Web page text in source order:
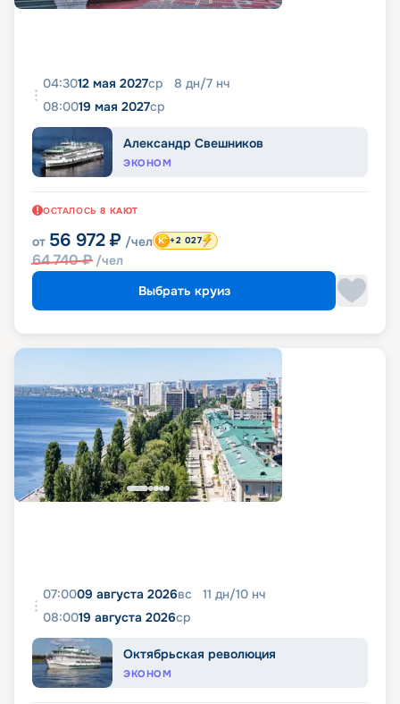
04:3012 мая 2027ср 8 дн/7 нч
08:0019 мая 2027ср
Александр Свешников
ЭКОНОМ
ОСТАЛОСЬ 8 КАЮТ
от 56 972 ₽ /чел
64 740₽ /чел
+2 027
Выбрать круиз
07:0009 августа 2026вс 11 дн/10 нч
08:0019 августа 2026ср
Октябрьская революция
ЭКОНОМ